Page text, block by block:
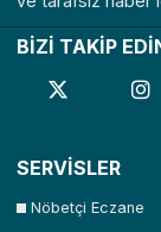
BİZİ TAKİP
SERVİSLER
Nöbetçi Eczane